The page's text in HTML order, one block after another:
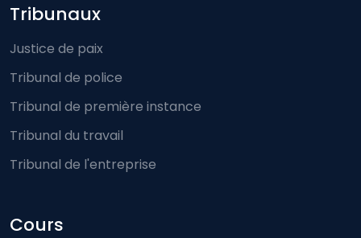
Footer-menu
Tribunaux
Justice de paix
Tribunal de police
Tribunal de première instance
Tribunal du travail
Tribunal de l'entreprise
Cours